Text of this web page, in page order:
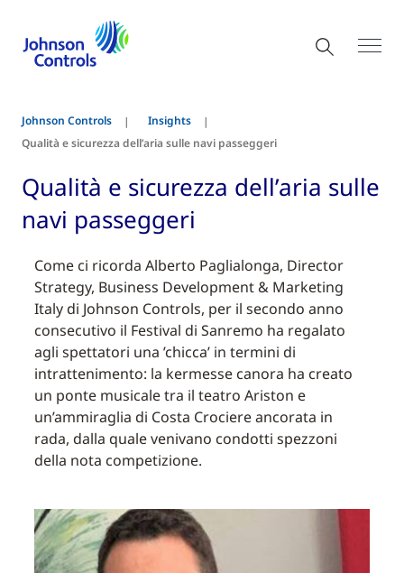
Johnson Controls
Insights
Qualità e sicurezza dell’aria sulle navi passeggeri
Qualità e sicurezza dell’aria sulle
navi passeggeri
Come ci ricorda Alberto Paglialonga, Director
Strategy, Business Development & Marketing
Italy di Johnson Controls, per il secondo anno
consecutivo il Festival di Sanremo ha regalato
agli spettatori una ’chicca’ in termini di
intrattenimento: la kermesse canora ha creato
un ponte musicale tra il teatro Ariston e
un’ammiraglia di Costa Crociere ancorata in
rada, dalla quale venivano condotti spezzoni
della nota competizione.